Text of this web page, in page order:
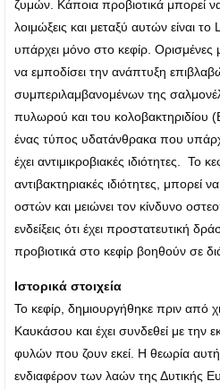
ζυμών. Κάποια προβιοτικά μπορεί
λοιμώξεις και μεταξύ αυτών είναι
υπάρχει μόνο στο κεφίρ. Ορισμένες
να εμποδίσει την ανάπτυξη
συμπεριλαμβανομένων της
πυλωρού και του κολοβακτηριδίου
ένας τύπος υδατάνθρακα που
έχει αντιμικροβιακές ιδιότητες. Το
αντιβακτηριακές ιδιότητες, μπορεί
οστών και μειώνει τον κίνδυνο
ενδείξεις ότι έχει προστατευτική
προβιοτικά στο κεφίρ βοηθούν σε
Ιστορικά στοιχεία
Το κεφίρ, δημιουργήθηκε πριν από
Καυκάσου και έχει συνδεθεί με την
φυλών που ζουν εκεί. Η θεωρία
ενδιαφέρον των λαών της Δυτικής